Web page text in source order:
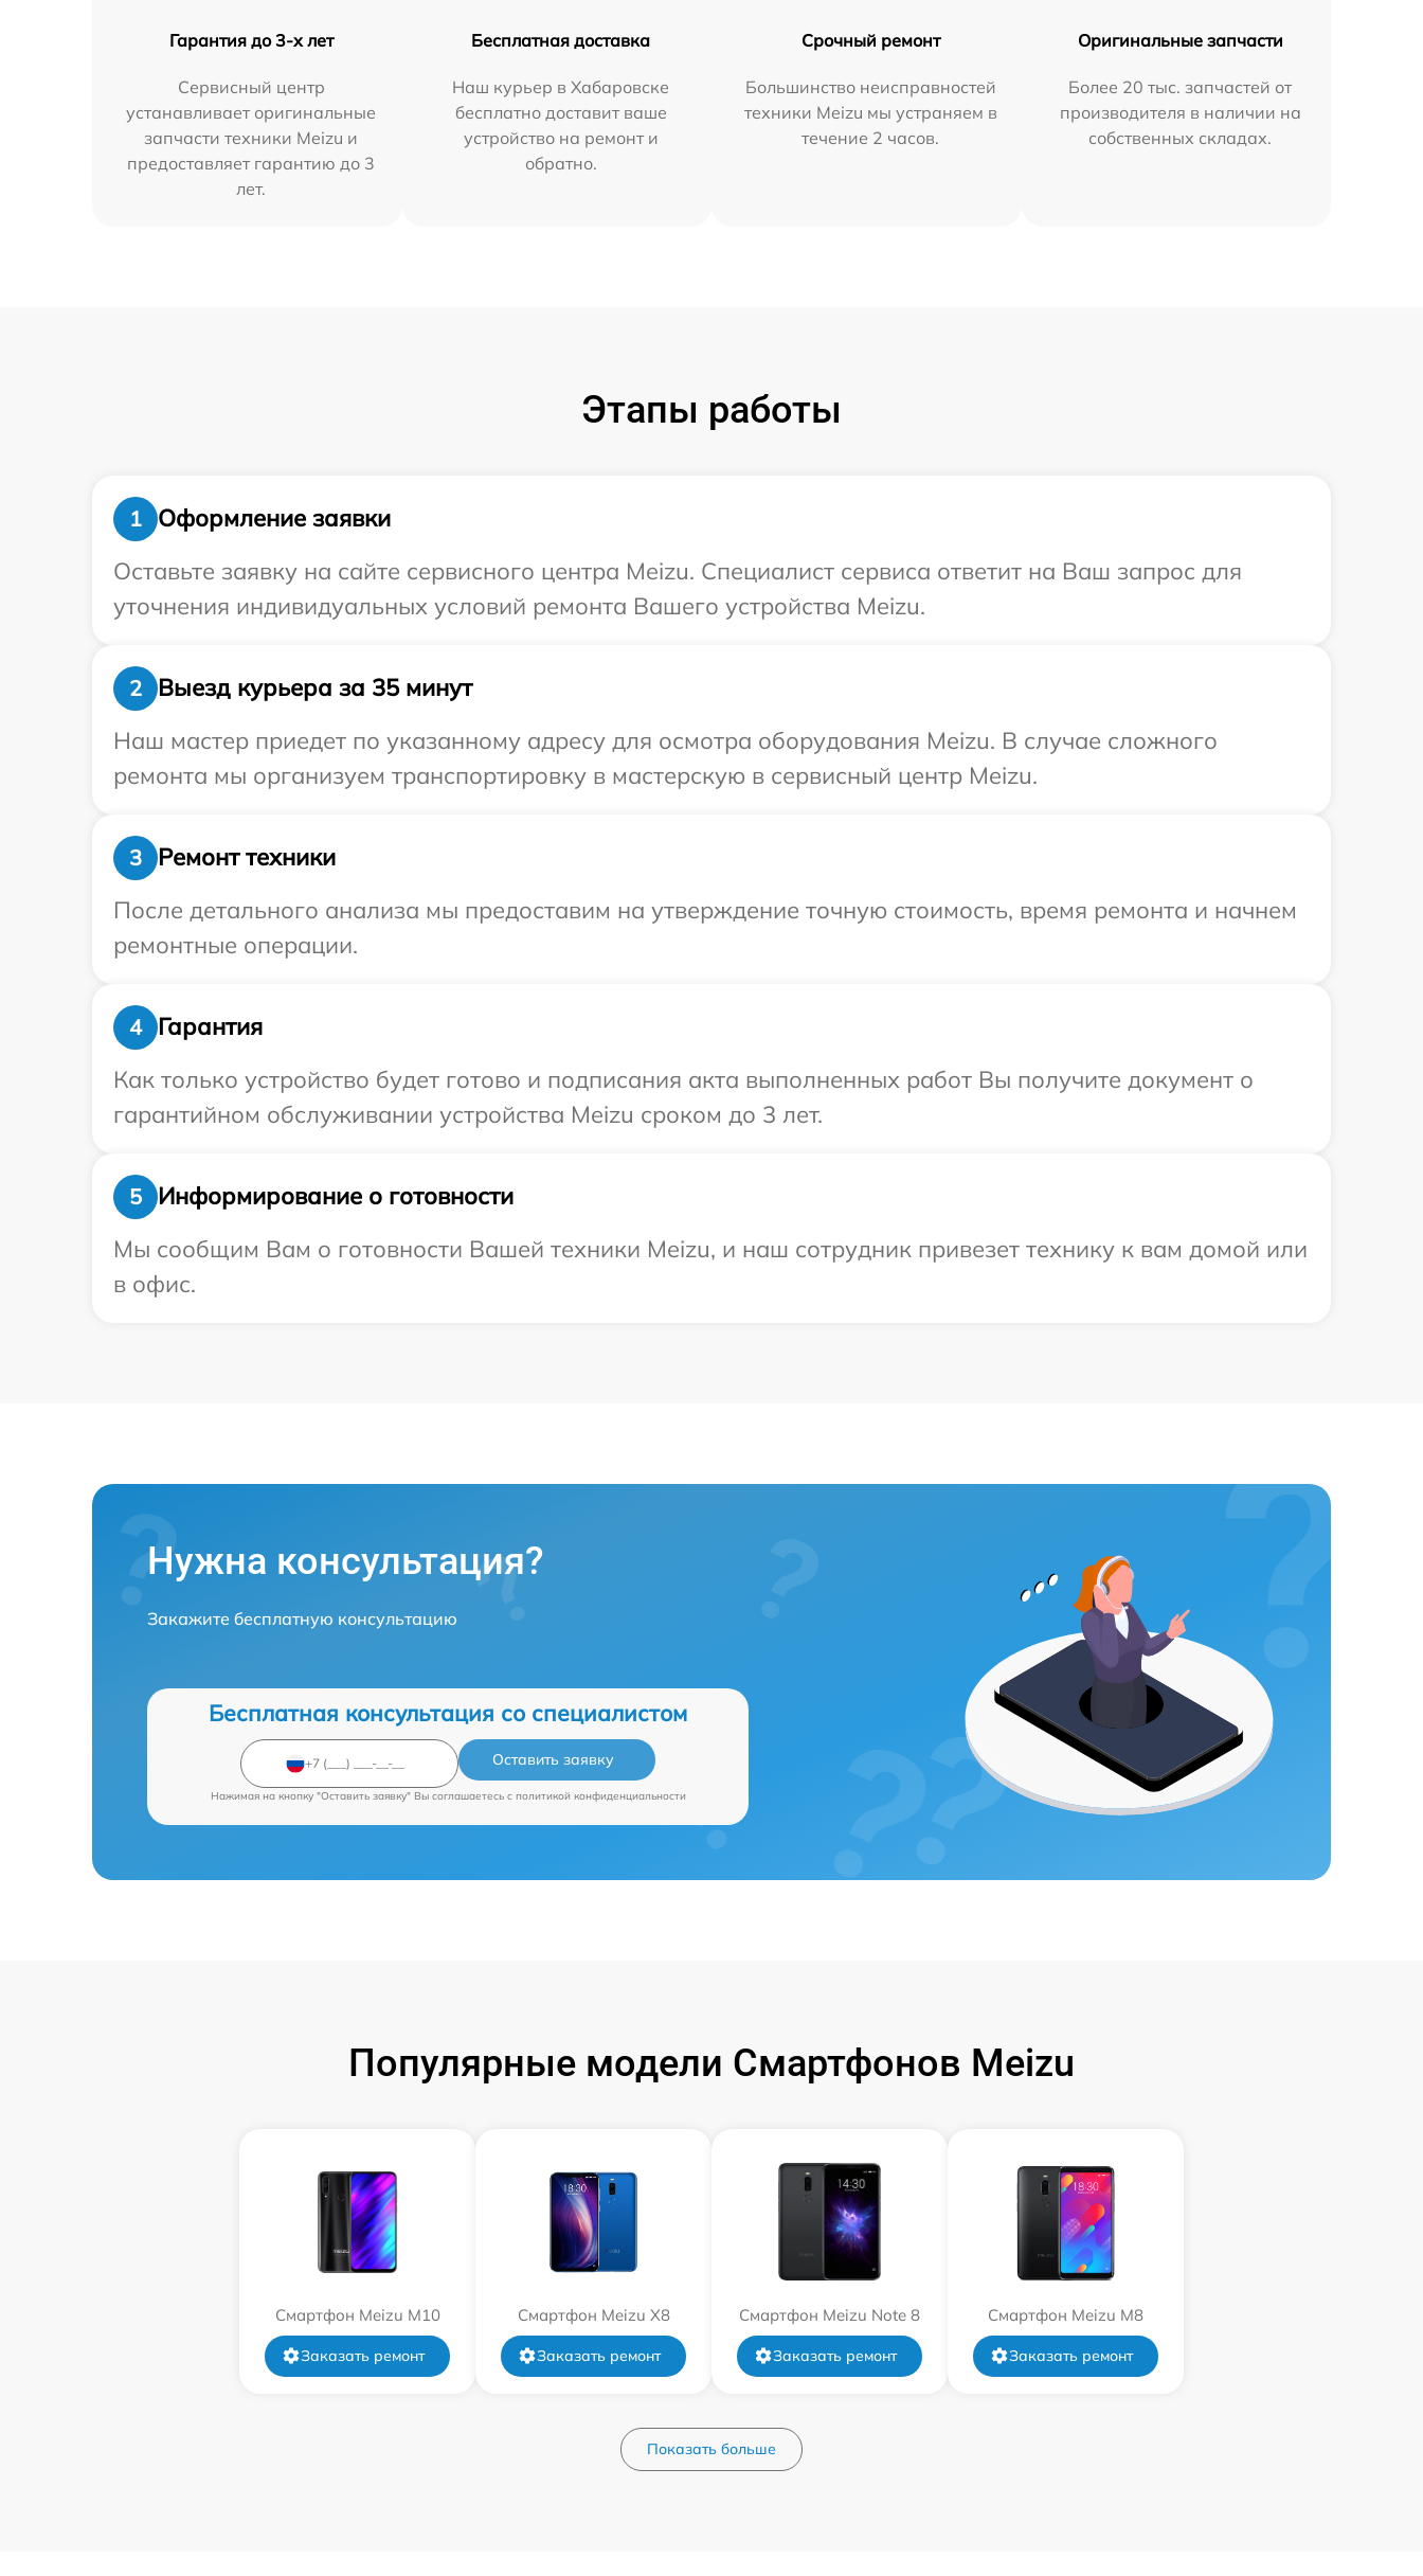
Гарантия до 3-х лет
Сервисный центр
устанавливает оригинальные
запчасти техники Meizu и
предоставляет гарантию до 3
лет.
Бесплатная доставка
Наш курьер в Хабаровске
бесплатно доставит ваше
устройство на ремонт и
обратно.
Срочный ремонт
Большинство неисправностей
техники Meizu мы устраняем в
течение 2 часов.
Оригинальные запчасти
Более 20 тыс. запчастей от
производителя в наличии на
собственных складах.
Этапы работы
1
Оформление заявки
Оставьте заявку на сайте сервисного центра Meizu. Специалист сервиса ответит на Ваш запрос для
уточнения индивидуальных условий ремонта Вашего устройства Meizu.
2
Выезд курьера за 35 минут
Наш мастер приедет по указанному адресу для осмотра оборудования Meizu. В случае сложного
ремонта мы организуем транспортировку в мастерскую в сервисный центр Meizu.
3
Ремонт техники
После детального анализа мы предоставим на утверждение точную стоимость, время ремонта и начнем
ремонтные операции.
4
Гарантия
Как только устройство будет готово и подписания акта выполненных работ Вы получите документ о
гарантийном обслуживании устройства Meizu сроком до 3 лет.
5
Информирование о готовности
Мы сообщим Вам о готовности Вашей техники Meizu, и наш сотрудник привезет технику к вам домой или
в офис.
Нужна консультация?
Закажите бесплатную консультацию
Бесплатная консультация со специалистом
Оставить заявку
Нажимая на кнопку "Оставить заявку" Вы соглашаетесь c политикой конфиденциальности
Популярные модели Смартфонов Meizu
Смартфон Meizu M10
Заказать ремонт
Смартфон Meizu X8
Заказать ремонт
Смартфон Meizu Note 8
Заказать ремонт
Смартфон Meizu M8
Заказать ремонт
Показать больше